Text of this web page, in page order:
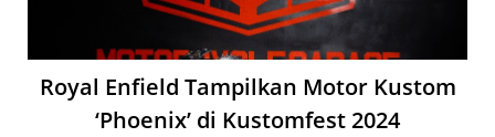
Royal Enfield Tampilkan Motor Kustom
‘Phoenix’ di Kustomfest 2024